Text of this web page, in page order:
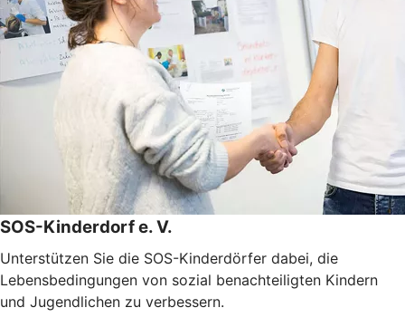
SOS-Kinderdorf e. V.
Unterstützen Sie die SOS-Kinderdörfer dabei, die
Lebensbedingungen von sozial benachteiligten Kindern
und Jugendlichen zu verbessern.